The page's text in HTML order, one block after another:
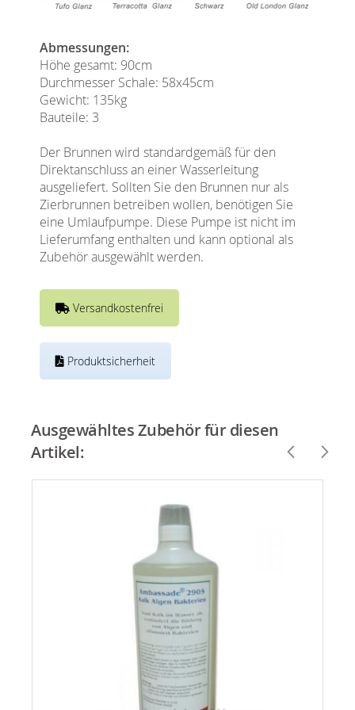
Abmessungen:
Höhe gesamt: 90cm
Durchmesser Schale: 58x45cm
Gewicht: 135kg
Bauteile: 3
Der Brunnen wird standardgemäß für den
Direktanschluss an einer Wasserleitung
ausgeliefert. Sollten Sie den Brunnen nur als
Zierbrunnen betreiben wollen, benötigen Sie
eine Umlaufpumpe. Diese Pumpe ist nicht im
Lieferumfang enthalten und kann optional als
Zubehör ausgewählt werden.
Versandkostenfrei
Produktsicherheit
Ausgewähltes Zubehör für diesen
Artikel: